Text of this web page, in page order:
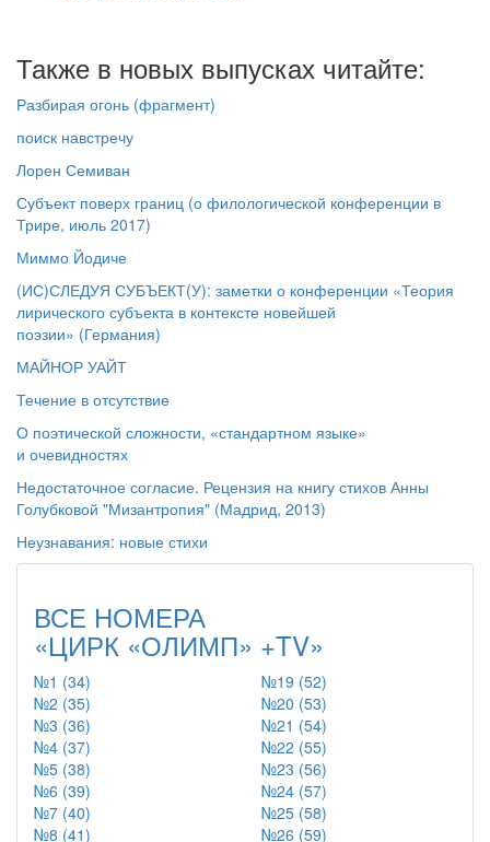
Также в новых выпусках читайте:
Разбирая огонь (фрагмент)
поиск навстречу
Лорен Семиван
Субъект поверх границ (о филологической конференции в
Трире, июль 2017)
Миммо Йодиче
(ИС)СЛЕДУЯ СУБЪЕКТ(У): заметки о конференции «Теория
лирического субъекта в контексте новейшей
поэзии» (Германия)
МАЙНОР УАЙТ
Течение в отсутствие
О поэтической сложности, «стандартном языке»
и очевидностях
Недостаточное согласие. Рецензия на книгу стихов Анны
Голубковой "Мизантропия" (Мадрид, 2013)
Неузнавания: новые стихи
ВСЕ НОМЕРА
«ЦИРК «ОЛИМП» +TV»
№1 (34)
№2 (35)
№3 (36)
№4 (37)
№5 (38)
№6 (39)
№7 (40)
№8 (41)
№19 (52)
№20 (53)
№21 (54)
№22 (55)
№23 (56)
№24 (57)
№25 (58)
№26 (59)